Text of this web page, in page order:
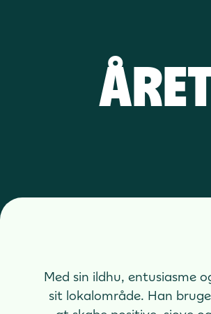
Med sin ildhu, entusiasme
sit lokalområde. Han